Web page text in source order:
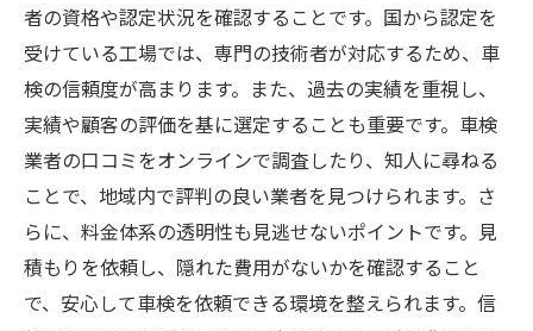
者の資格や認定状況を確認することです。国から認定を
受けている工場では、専門の技術者が対応するため、車
検の信頼度が高まります。また、過去の実績を重視し、
実績や顧客の評価を基に選定することも重要です。車検
業者の口コミをオンラインで調査したり、知人に尋ねる
ことで、地域内で評判の良い業者を見つけられます。さ
らに、料金体系の透明性も見逃せないポイントです。見
積もりを依頼し、隠れた費用がないかを確認すること
で、安心して車検を依頼できる環境を整えられます。信